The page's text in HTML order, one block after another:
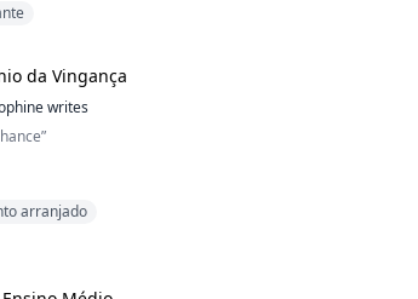
à esperança de
o deixem em ...
da Vingança
writes
seu casamento com
que deu.
arranjado